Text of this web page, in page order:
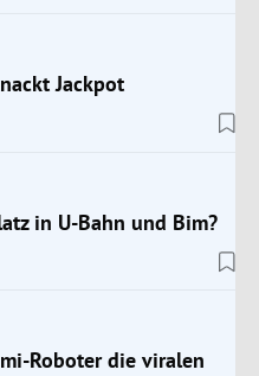
zur Auswahl
Jackpot
in U-Bahn und Bim?
Roboter die viralen